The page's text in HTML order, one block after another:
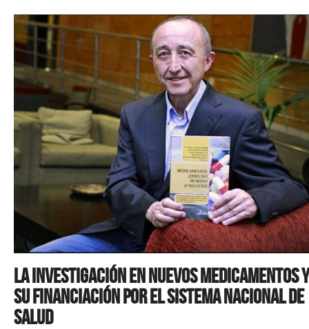
La investigación en nuevos medicamentos y
su financiación por el Sistema Nacional de
Salud